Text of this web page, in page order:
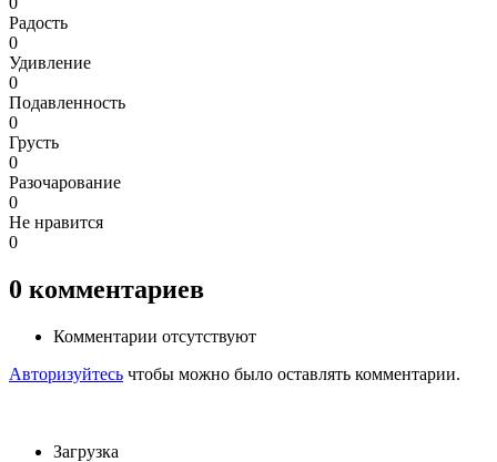
Радость
0
Удивление
0
Подавленность
0
Грусть
0
Разочарование
0
Не нравится
0
0 комментариев
Комментарии отсутствуют
Авторизуйтесь чтобы можно было оставлять комментарии.
Загрузка